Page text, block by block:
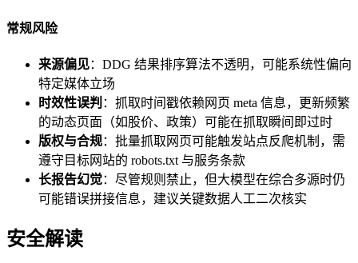
常规风险
来源偏见：DDG 结果排序算法不透明，可能系统性偏向
特定媒体立场
时效性误判 ：抓取时间戳依赖网页 meta 信息，更新频繁
的动态页面（如股价、政策）可能在抓取瞬间即过时
版权与合规：批量抓取网页可能触发站点反爬机制，需
遵守目标网站的 robots.txt 与服务条款
长报告幻觉：尽管规则禁止，但大模型在综合多源时仍
可能错误拼接信息，建议关键数据人工二次核实
安全解读